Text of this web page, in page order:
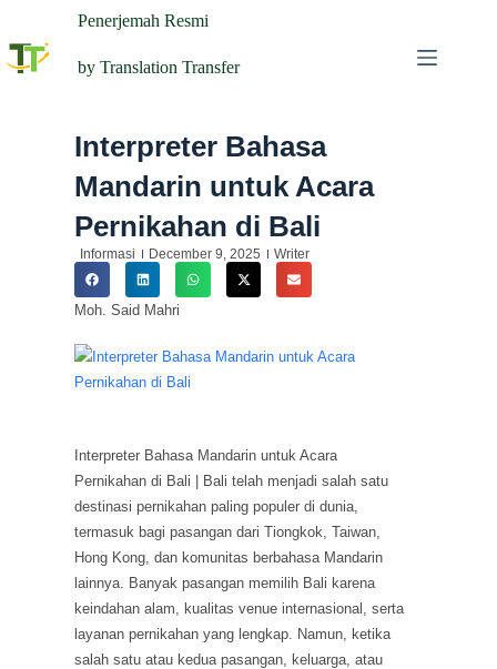
Penerjemah Resmi
by Translation Transfer
Interpreter Bahasa
Mandarin untuk Acara
Pernikahan di Bali
Informasi December 9, 2025 Writer
Moh. Said Mahri
Interpreter Bahasa Mandarin untuk Acara
Pernikahan di Bali | Bali telah menjadi salah satu
destinasi pernikahan paling populer di dunia,
termasuk bagi pasangan dari Tiongkok, Taiwan,
Hong Kong, dan komunitas berbahasa Mandarin
lainnya. Banyak pasangan memilih Bali karena
keindahan alam, kualitas venue internasional, serta
layanan pernikahan yang lengkap. Namun, ketika
salah satu atau kedua pasangan, keluarga, atau